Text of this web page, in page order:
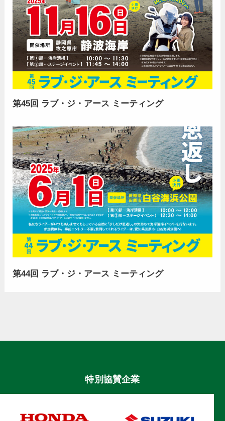
第45回 ラブ・ジ・アース ミーティング
第44回 ラブ・ジ・アース ミーティング
特別協賛企業